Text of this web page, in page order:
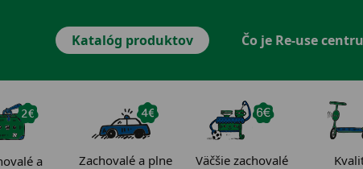
Katalóg produktov Čo je Re-use
a
Zachovalé a plne
Väčšie zachovalé